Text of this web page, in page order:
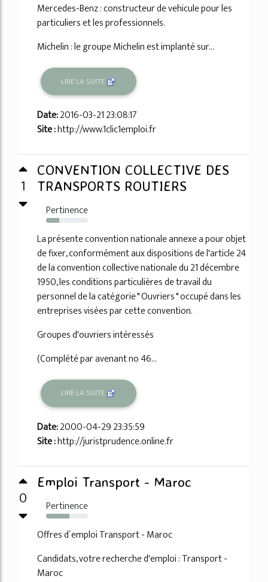
Mercedes-Benz : constructeur de vehicule pour les
particuliers et les professionnels.
Michelin : le groupe Michelin est implanté sur...
LIRE LA SUITE
Date:2016-03-21 23:08:17
Site :http://www.1clic1emploi.fr
1
CONVENTION COLLECTIVE DES
TRANSPORTS ROUTIERS
Pertinence
32%
La présente convention nationale annexe a pour objet
de fixer, conformément aux dispositions de l'article 24
de la convention collective nationale du 21 décembre
1950, les conditions particulières de travail du
personnel de la catégorie " Ouvriers " occupé dans les
entreprises visées par cette convention.
Groupes d'ouvriers intéressés
(Complété par avenant no 46...
LIRE LA SUITE
Date:2000-04-29 23:35:59
Site :http://juristprudence.online.fr
0
Emploi Transport - Maroc
Pertinence
55%
Offres d´emploi Transport - Maroc
Candidats, votre recherche d'emploi : Transport -
Maroc